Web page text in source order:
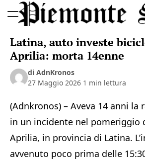
to
Sport
Latina, auto investe
Aprilia: morta 14enne
di AdnKronos
27 Maggio 2026 1 min lettura
(Adnkronos) – Aveva 14 anni la
in un incidente nel pomeriggio
Aprilia, in provincia di Latina.
avvenuto poco prima delle